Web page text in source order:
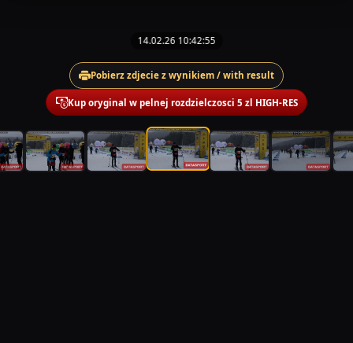
14.02.26 10:42:55
Pobierz zdjecie z wynikiem / with result
Kup oryginal w pelnej rozdzielczosci 5 zl HIGH-RES